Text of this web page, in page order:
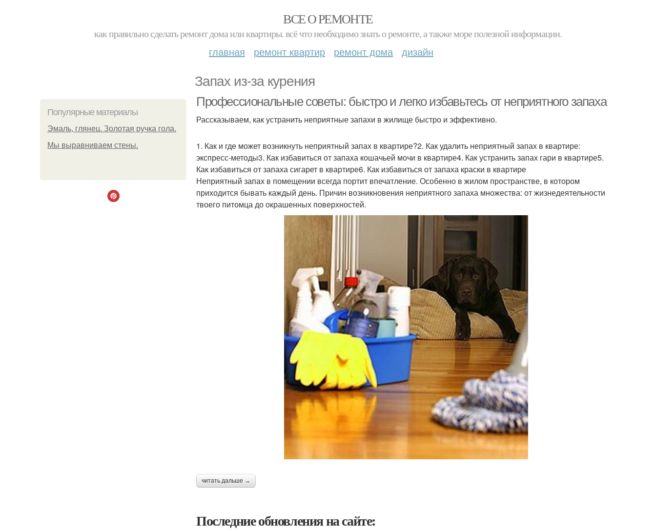
ВСЕ О РЕМОНТЕ
как правильно сделать ремонт дома или квартиры. всё что необходимо знать о ремонте, а также море полезной информации.
главная ремонт квартир ремонт дома дизайн
Запах из-за курения
Популярные материалы
Эмаль, глянец. Золотая ручка гола.
Мы выравниваем стены.
Профессиональные советы: быстро и легко избавьтесь от неприятного запаха
Рассказываем, как устранить неприятные запахи в жилище быстро и эффективно.
1. Как и где может возникнуть неприятный запах в квартире?2. Как удалить неприятный запах в квартире:
экспресс-методы3. Как избавиться от запаха кошачьей мочи в квартире4. Как устранить запах гари в квартире5.
Как избавиться от запаха сигарет в квартире6. Как избавиться от запаха краски в квартире
Неприятный запах в помещении всегда портит впечатление. Особенно в жилом пространстве, в котором
приходится бывать каждый день. Причин возникновения неприятного запаха множества: от жизнедеятельности
твоего питомца до окрашенных поверхностей.
читать дальше →
Последние обновления на сайте: